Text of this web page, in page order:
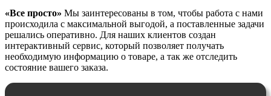
«Все просто» Мы заинтересованы в том, чтобы работа с нами
происходила с максимальной выгодой, а поставленные задачи
решались оперативно. Для наших клиентов создан
интерактивный сервис, который позволяет получать
необходимую информацию о товаре, а так же отследить
состояние вашего заказа.